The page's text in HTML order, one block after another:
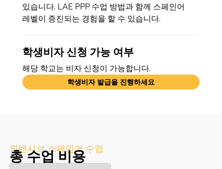
있습니다. LAE PPP 수업 방법과 함께 스페인어
레벨이 증진되는 경험을 할 수 있습니다.
학생비자 신청 가능 여부
해당 학교는 비자 신청이 가능합니다.
학생비자 발급을 진행하세요
인텐시브 스페인어 수업
총 수업 비용